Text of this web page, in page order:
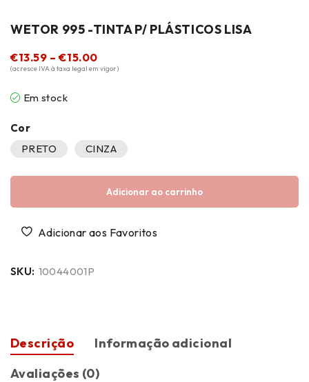
WETOR 995 -TINTA P/ PLÁSTICOS LISA
€13.59 – €15.00
(acresce IVA à taxa legal em vigor)
Em stock
Cor
PRETO
CINZA
Adicionar ao carrinho
SKU: 10044001P
Descrição
Informação adicional
Avaliações (0)